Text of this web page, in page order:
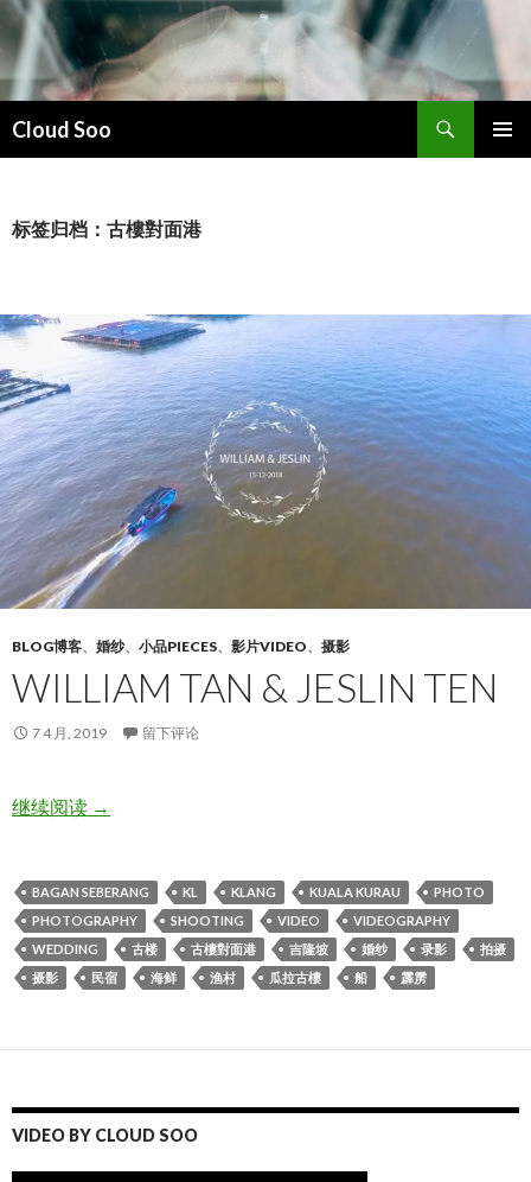
Cloud Soo
索
文
标签归档：古樓對面港
BLOG博客、 婚纱、 小品PIECES、 影片VIDEO、 摄影
WILLIAM TAN & JESLIN TEN
7 4 月, 2019 留下评论
继续阅读William Tan & Jeslin Ten
→
BAGAN SEBERANG KL KLANG KUALA KURAU
PHOTO
PHOTOGRAPHY
SHOOTING VIDEO
VIDEOGRAPHY
WEDDING
古楼 古樓對面港 吉隆坡 婚纱 录影
拍摄
摄影
民宿 海鲜 渔村 瓜拉古樓 船 霹雳
VIDEO BY CLOUD SOO